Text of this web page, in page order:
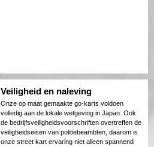
Veiligheid en naleving
Onze op maat gemaakte go-karts voldoen
volledig aan de lokale wetgeving in Japan. Ook
de bedrijfsveiligheidsvoorschriften overtreffen de
veiligheidseisen van politiebeambten, daarom is
onze street kart ervaring niet alleen spannend